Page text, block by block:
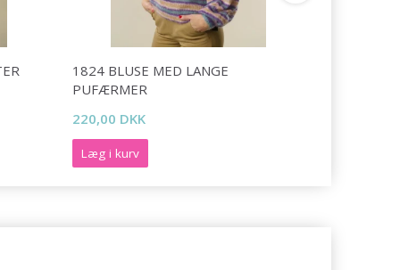
1824 BLUSE MED LANGE
PUFÆRMER
220,00 DKK
Læg i kurv